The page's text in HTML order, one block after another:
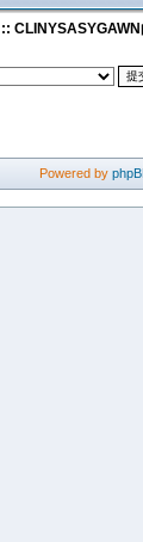
Powered by